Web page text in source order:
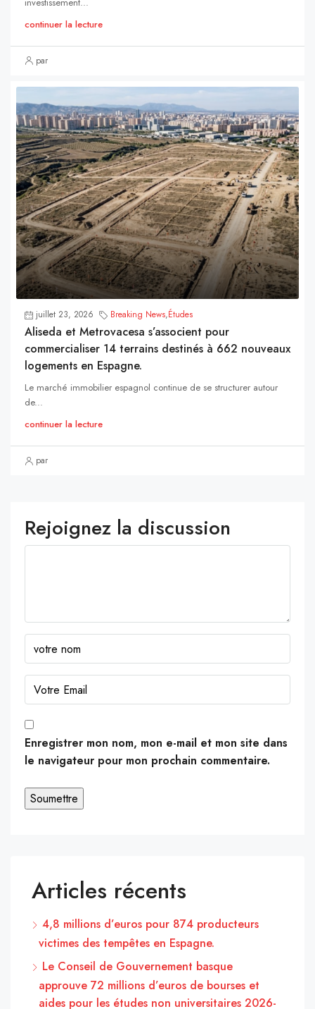
continuer la lecture
par
juillet 23, 2026 Breaking News,Études
Aliseda et Metrovacesa s’associent pour
commercialiser 14 terrains destinés à 662 nouveaux
logements en Espagne.
Le marché immobilier espagnol continue de se structurer autour
de...
continuer la lecture
par
Rejoignez la discussion
Enregistrer mon nom, mon e-mail et mon site dans
le navigateur pour mon prochain commentaire.
Articles récents
4,8 millions d’euros pour 874 producteurs
victimes des tempêtes en Espagne.
Le Conseil de Gouvernement basque
approuve 72 millions d’euros de bourses et
aides pour les études non universitaires 2026-